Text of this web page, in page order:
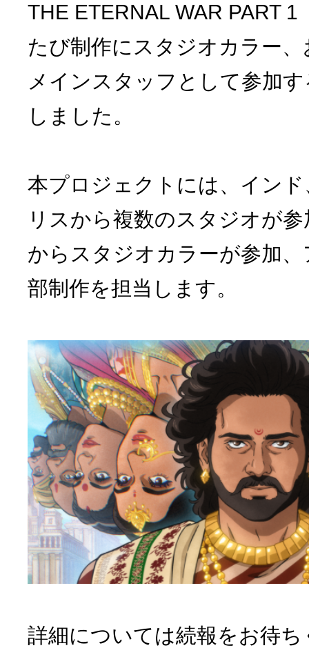
THE ETERNAL WAR PART
たび制作にスタジオカラー
メインスタッフとして参加
しました。
本プロジェクトには、イン
リスから複数のスタジオが
からスタジオカラーが参加
部制作を担当します。
詳細については続報をお待